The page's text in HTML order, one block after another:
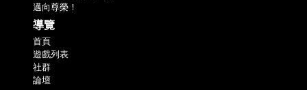
邁向尊榮！
導覽
首頁
遊戲列表
社群
論壇